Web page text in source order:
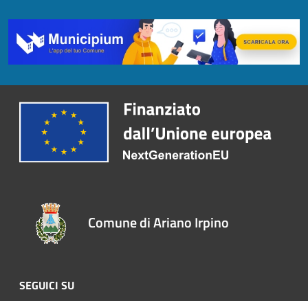
Comune di Ariano Irpino
SEGUICI SU